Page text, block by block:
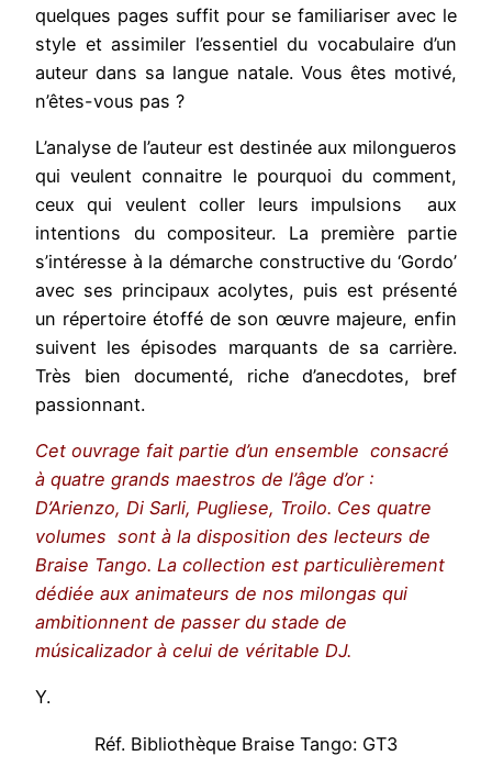
quelques pages suffit pour se familiariser avec le
style et assimiler l’essentiel du vocabulaire d’un
auteur dans sa langue natale. Vous êtes motivé,
n’êtes-vous pas ?
L’analyse de l’auteur est destinée aux milongueros
qui veulent connaitre le pourquoi du comment,
ceux qui veulent coller leurs impulsions aux
intentions du compositeur. La première partie
s’intéresse à la démarche constructive du ‘Gordo’
avec ses principaux acolytes, puis est présenté
un répertoire étoffé de son œuvre majeure, enfin
suivent les épisodes marquants de sa carrière.
Très bien documenté, riche d’anecdotes, bref
passionnant.
Cet ouvrage fait partie d’un ensemble consacré
à quatre grands maestros de l’âge d’or :
D’Arienzo, Di Sarli, Pugliese, Troilo. Ces quatre
volumes sont à la disposition des lecteurs de
Braise Tango. La collection est particulièrement
dédiée aux animateurs de nos milongas qui
ambitionnent de passer du stade de
músicalizador à celui de véritable DJ.
Y.
Réf. Bibliothèque Braise Tango: GT3